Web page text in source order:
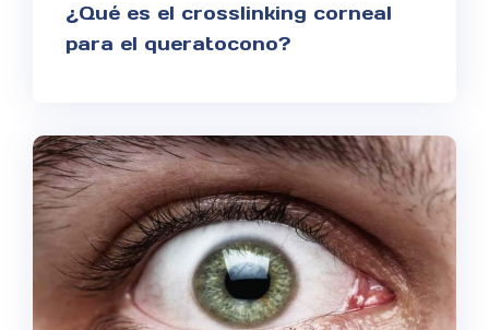
¿Qué es el crosslinking corneal
para el queratocono?